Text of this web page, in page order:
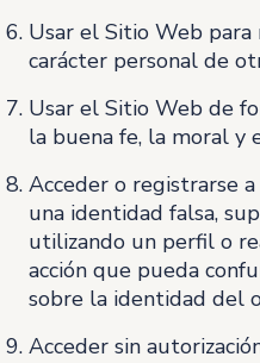
Usar el Sitio Web
carácter personal de
Usar el Sitio Web de
la buena fe, la moral y
Acceder o registrarse
una identidad falsa,
utilizando un perfil o
acción que pueda
sobre la identidad del
Acceder sin